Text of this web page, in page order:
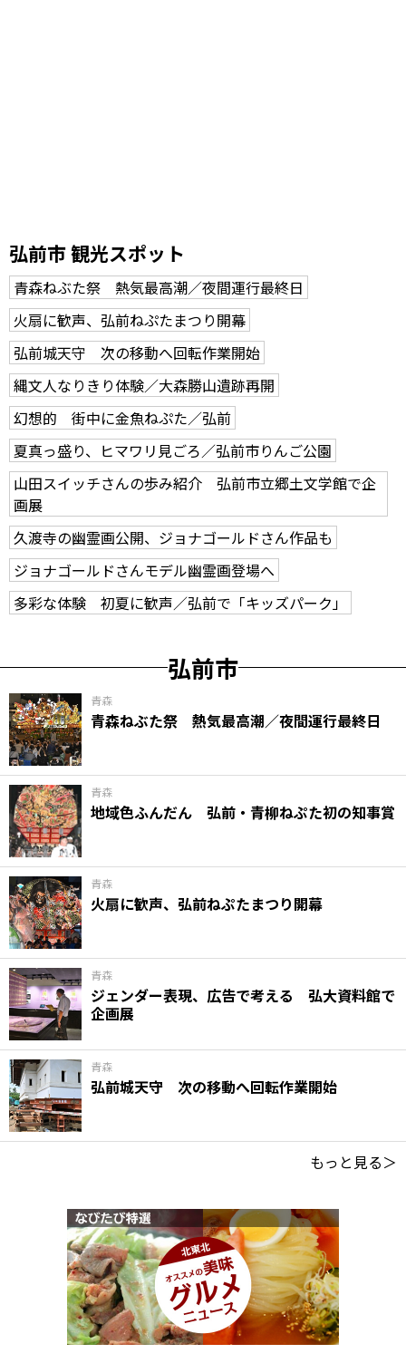
弘前市 観光スポット
青森ねぶた祭 熱気最高潮／夜間運行最終日
火扇に歓声、弘前ねぷたまつり開幕
弘前城天守 次の移動へ回転作業開始
縄文人なりきり体験／大森勝山遺跡再開
幻想的 街中に金魚ねぷた／弘前
夏真っ盛り、ヒマワリ見ごろ／弘前市りんご公園
山田スイッチさんの歩み紹介 弘前市立郷土文学館で企
画展
久渡寺の幽霊画公開、ジョナゴールドさん作品も
ジョナゴールドさんモデル幽霊画登場へ
多彩な体験 初夏に歓声／弘前で「キッズパーク」
弘前市
青森
青森ねぶた祭 熱気最高潮／夜間運行最終日
青森
地域色ふんだん 弘前・青柳ねぷた初の知事賞
青森
火扇に歓声、弘前ねぷたまつり開幕
青森
ジェンダー表現、広告で考える 弘大資料館で
企画展
青森
弘前城天守 次の移動へ回転作業開始
もっと見る＞